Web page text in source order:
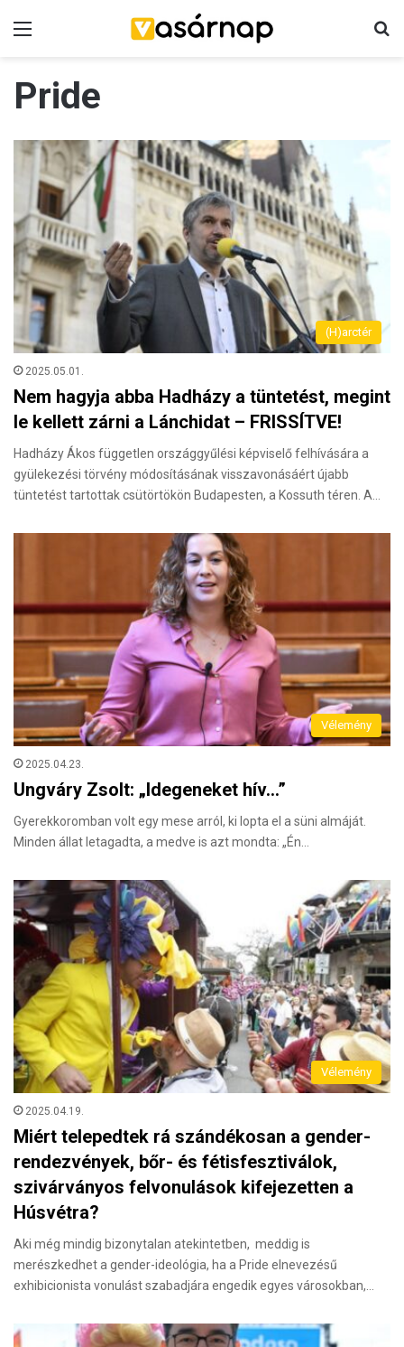
Pride
(H)arctér
2025.05.01.
Nem hagyja abba Hadházy a tüntetést, megint
le kellett zárni a Lánchidat – FRISSÍTVE!
Hadházy Ákos független országgyűlési képviselő felhívására a
gyülekezési törvény módosításának visszavonásáért újabb
tüntetést tartottak csütörtökön Budapesten, a Kossuth téren. A…
Vélemény
2025.04.23.
Ungváry Zsolt: „Idegeneket hív…”
Gyerekkoromban volt egy mese arról, ki lopta el a süni almáját.
Minden állat letagadta, a medve is azt mondta: „Én…
Vélemény
2025.04.19.
Miért telepedtek rá szándékosan a gender-
rendezvények, bőr- és fétisfesztiválok,
szivárványos felvonulások kifejezetten a
Húsvétra?
Aki még mindig bizonytalan atekintetben, meddig is
merészkedhet a gender-ideológia, ha a Pride elnevezésű
exhibicionista vonulást szabadjára engedik egyes városokban,…